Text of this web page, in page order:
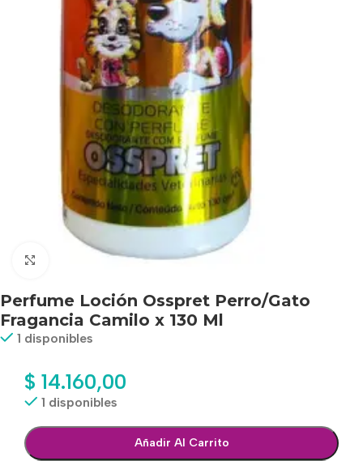
Haga clic para ampliar
Perfume Loción Osspret Perro/Gato
Fragancia Camilo x 130 Ml
1 disponibles
$ 14.160,00
1 disponibles
Añadir Al Carrito